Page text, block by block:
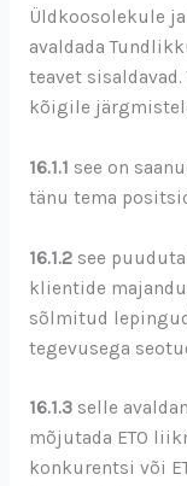
Üldkoosolekule
avaldada
teavet sisaldavad.
kõigile
16.1.1 see on
tänu tema
16.1.2see
klientide
sõlmitud
tegevusega
16.1.3selle
mõjutada ETO
konkurentsi või